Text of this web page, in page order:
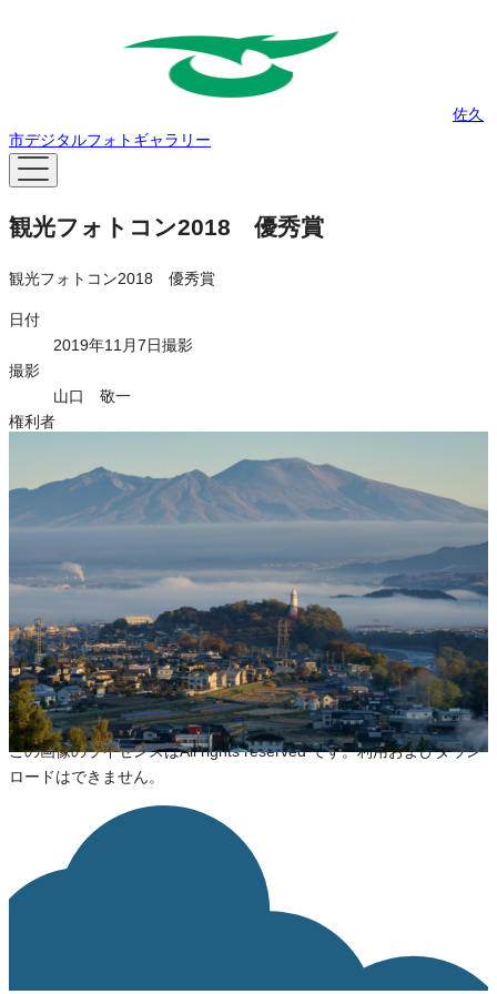
佐久
市デジタルフォトギャラリー
観光フォトコン2018 優秀賞
観光フォトコン2018 優秀賞
日付
2019年11月7日撮影
撮影
山口 敬一
権利者
風景・景色
ライセンス
All rights Reserved
ライセンスの内容を確認する
JSON-LD出力
ダウンロード
この画像のライセンスはAll rights reserved です。利用およびダウン
ロードはできません。